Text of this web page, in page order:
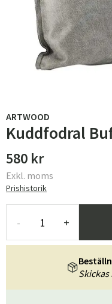
ARTWOOD
Kuddfodral
580 kr
Exkl. moms
Prishistorik
- +